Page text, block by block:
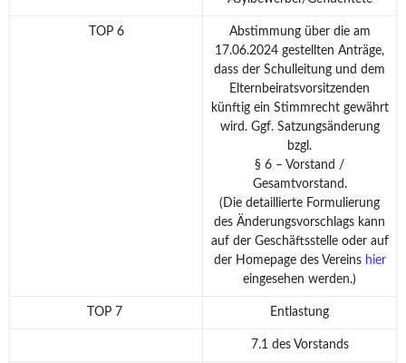
TOP 6
Abstimmung über die am
17.06.2024 gestellten Anträge,
dass der Schulleitung und dem
Elternbeiratsvorsitzenden
künftig ein Stimmrecht gewährt
wird. Ggf. Satzungsänderung
bzgl.
§ 6 – Vorstand /
Gesamtvorstand.
(Die detaillierte Formulierung
des Änderungsvorschlags kann
auf der Geschäftsstelle oder auf
der Homepage des Vereins hier
eingesehen werden.)
TOP 7 Entlastung
7.1 des Vorstands